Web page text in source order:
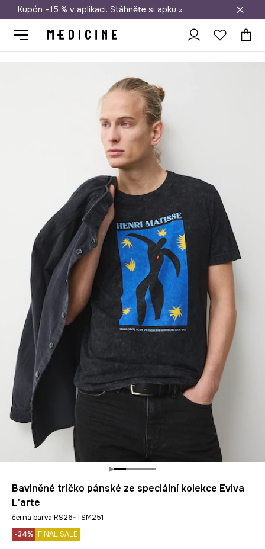
Doprava zdarma při nákupu nad 1 200 Kč
Kupón –15 % v aplikaci. Stáhněte si apku »
Bavlněné tričko pánské ze speciální kolekce Eviva
L'arte
černá barva RS26-TSM251
-34% FINAL SALE